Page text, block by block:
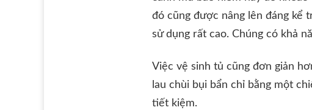
đó cũng được nâng lên đáng kể
sử dụng rất cao. Chúng có khả
Việc vệ sinh tủ cũng đơn giản
lau chùi bụi bẩn chỉ bằng một
tiết kiệm.